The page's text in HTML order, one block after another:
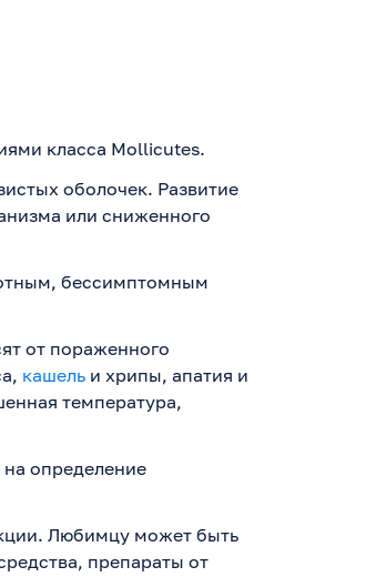
класса Mollicutes.
оболочек. Развитие
или сниженного
бессимптомным
от пораженного
кашель и хрипы, апатия и
температура,
на определение
Любимцу может быть
препараты от